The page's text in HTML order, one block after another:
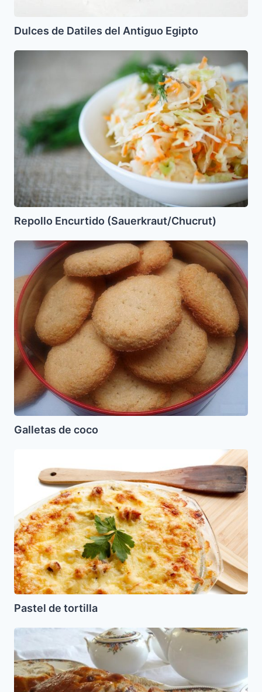
Dulces de Datiles del Antiguo Egipto
Repollo
(Sauerkraut/Chucrut)
Repollo Encurtido (Sauerkraut/Chucrut)
Galletas
coco
Galletas de coco
tortilla
Pastel de tortilla
de
Frutos
Secos